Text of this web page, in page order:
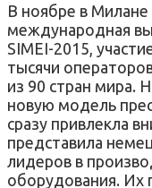
В ноябре в Милане
международная
SIMEI-2015,
тысячи
из 90 стран мира.
новую модель
сразу привлекла
представила
лидеров в
оборудования. Их